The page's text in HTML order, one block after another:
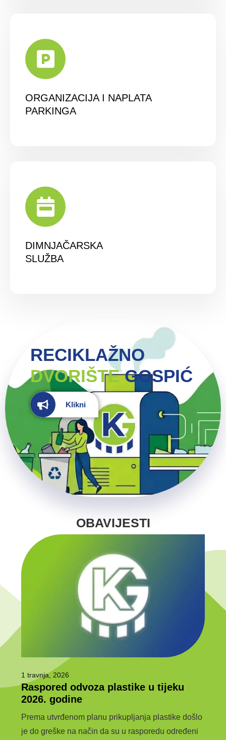
ORGANIZACIJA I NAPLATA
PARKINGA
DIMNJAČARSKA
SLUŽBA
RECIKLAŽNO
DVORIŠTE GOSPIĆ
Klikni
OBAVIJESTI
1 travnja, 2026
Raspored odvoza plastike u tijeku
2026. godine
Prema utvrđenom planu prikupljanja plastike došlo
je do greške na način da su u rasporedu određeni